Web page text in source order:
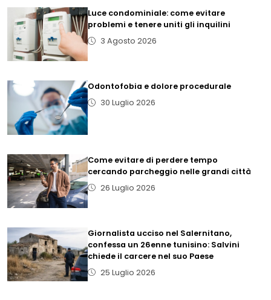
Luce condominiale: come evitare
problemi e tenere uniti gli inquilini
3 Agosto 2026
Odontofobia e dolore procedurale
30 Luglio 2026
Come evitare di perdere tempo
cercando parcheggio nelle grandi città
26 Luglio 2026
Giornalista ucciso nel Salernitano,
confessa un 26enne tunisino: Salvini
chiede il carcere nel suo Paese
25 Luglio 2026